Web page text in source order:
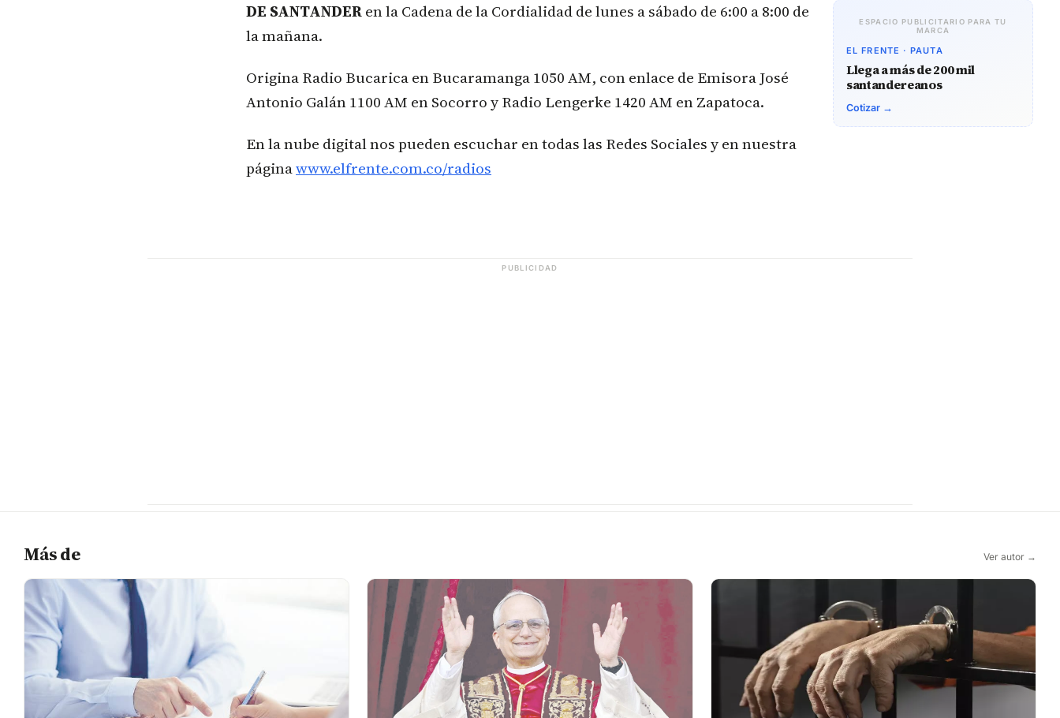
DE SANTANDERen la Cadena de la Cordialidad de lunes a sábado de 6:00 a 8:00 de
la mañana.
Origina Radio Bucarica en Bucaramanga 1050 AM, con enlace de Emisora José
Antonio Galán 1100 AM en Socorro y Radio Lengerke 1420 AM en Zapatoca.
En la nube digital nos pueden escuchar en todas las Redes Sociales y en nuestra
páginawww.elfrente.com.co/radios
ESPACIO PUBLICITARIO PARA TU
MARCA
EL FRENTE · PAUTA
Llega a más de 200 mil
santandereanos
Cotizar →
PUBLICIDAD
Más de Ver autor →